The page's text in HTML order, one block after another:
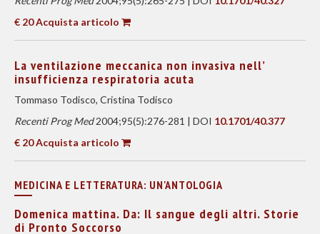
€ 20 Acquista articolo
La ventilazione meccanica non invasiva nell’
insufficienza respiratoria acuta
Tommaso Todisco, Cristina Todisco
Recenti Prog Med2004;95(5):276-281 | DOI 10.1701/40.377
€ 20 Acquista articolo
MEDICINA E LETTERATURA: UN'ANTOLOGIA
Domenica mattina. Da: Il sangue degli altri. Storie
di Pronto Soccorso